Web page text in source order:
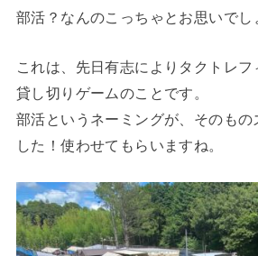
部活？なんのこっちゃとお思いでし
これは、先日有志によりタクトレ
貸し切りゲームのことです。
部活というネーミングが、そのもの
した！使わせてもらいますね。